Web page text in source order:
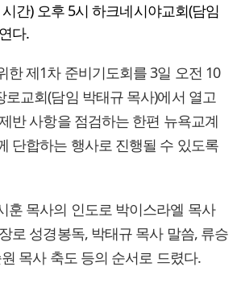
간) 오후 5시 하크네시야교회(담임
다.
한 제1차 준비기도회를 3일 오전 10
로교회(담임 박태규 목사)에서 열고
반 사항을 점검하는 한편 뉴욕교계
단합하는 행사로 진행될 수 있도록
훈 목사의 인도로 박이스라엘 목사
로 성경봉독, 박태규 목사 말씀, 류승
목사 축도 등의 순서로 드렸다.